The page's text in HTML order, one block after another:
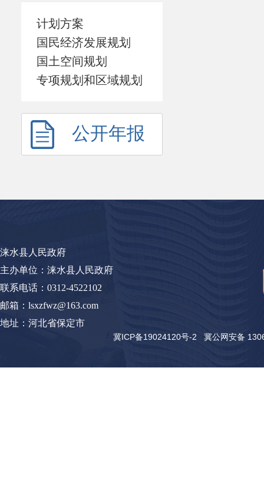
计划方案
国民经济发展规划
国土空间规划
专项规划和区域规划
公开年报
涞水县人民政府
主办单位：涞水县人民政府
联系电话：0312-4522102
邮箱：lsxzfwz@163.com
地址：河北省保定市
冀ICP备19024120号-2 冀公网安备